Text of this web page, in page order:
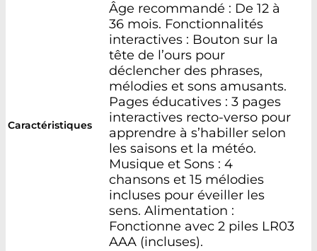
Caractéristiques
Âge recommandé : De 12 à
36 mois. Fonctionnalités
interactives : Bouton sur la
tête de l’ours pour
déclencher des phrases,
mélodies et sons amusants.
Pages éducatives : 3 pages
interactives recto-verso pour
apprendre à s’habiller selon
les saisons et la météo.
Musique et Sons : 4
chansons et 15 mélodies
incluses pour éveiller les
sens. Alimentation :
Fonctionne avec 2 piles LR03
AAA (incluses).